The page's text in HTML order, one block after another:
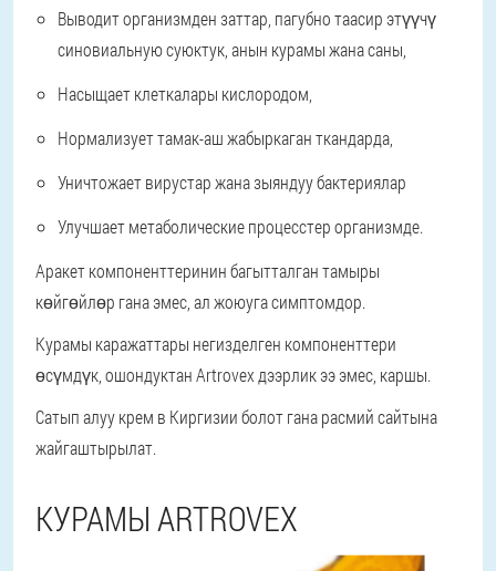
Выводит организмден заттар, пагубно таасир этүүчү
синовиальную суюктук, анын курамы жана саны,
Насыщает клеткалары кислородом,
Нормализует тамак-аш жабыркаган ткандарда,
Уничтожает вирустар жана зыяндуу бактериялар
Улучшает метаболические процесстер организмде.
Аракет компоненттеринин багытталган тамыры
көйгөйлөр гана эмес, ал жоюуга симптомдор.
Курамы каражаттары негизделген компоненттери
өсүмдүк, ошондуктан Artrovex дээрлик ээ эмес, каршы.
Сатып алуу крем в Киргизии болот гана расмий сайтына
жайгаштырылат.
КУРАМЫ ARTROVEX